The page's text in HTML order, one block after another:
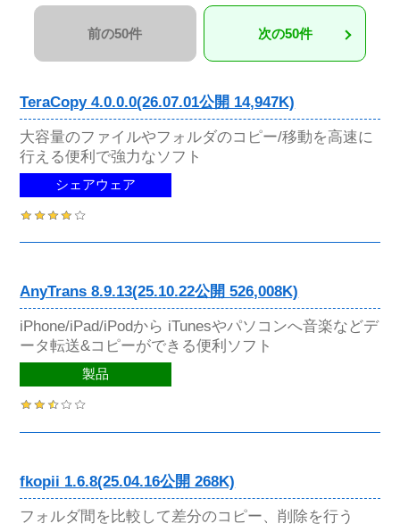
前の50件 次の50件
TeraCopy 4.0.0.0(26.07.01公開 14,947K)
大容量のファイルやフォルダのコピー/移動を高速に
行える便利で強力なソフト
シェアウェア
AnyTrans 8.9.13(25.10.22公開 526,008K)
iPhone/iPad/iPodから iTunesやパソコンへ音楽などデ
ータ転送&コピーができる便利ソフト
製品
fkopii 1.6.8(25.04.16公開 268K)
フォルダ間を比較して差分のコピー、削除を行う